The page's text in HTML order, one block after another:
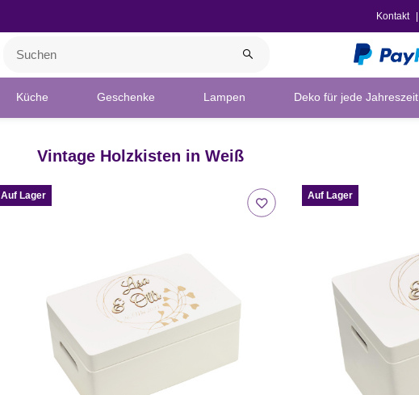
Kontakt
Küche Geschenke Lampen Deko für jede Jahreszeit
Vintage Holzkisten in Weiß
Auf Lager Auf Lager